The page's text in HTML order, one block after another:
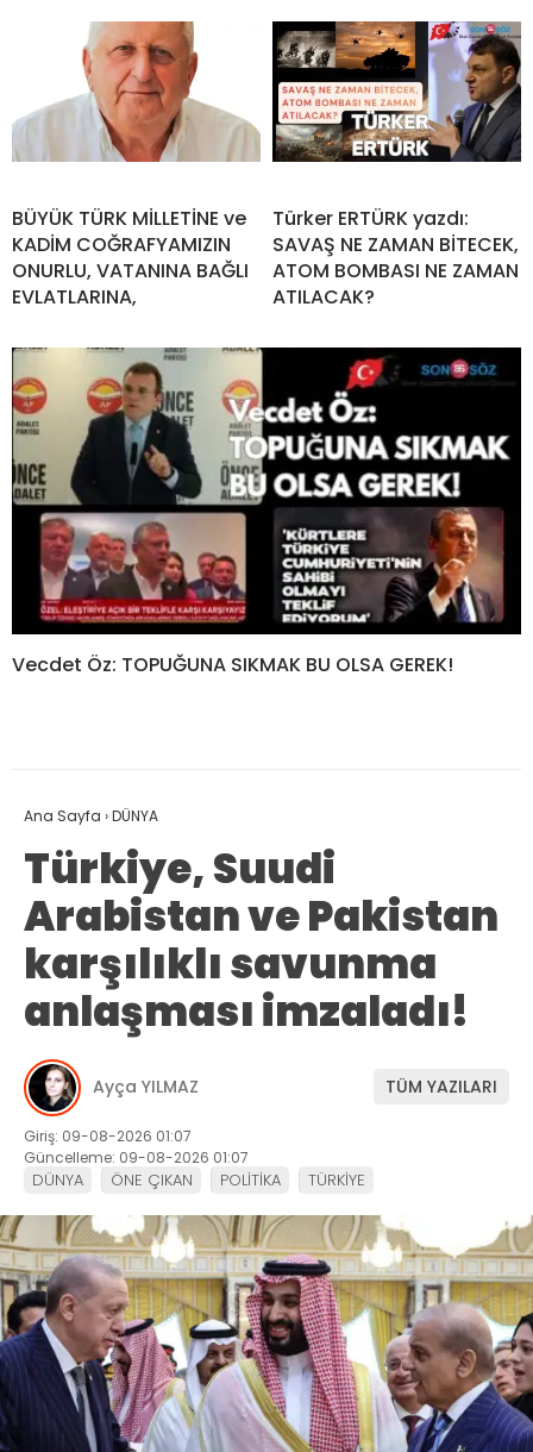
BÜYÜK TÜRK MİLLETİNE ve
KADİM COĞRAFYAMIZIN
ONURLU, VATANINA BAĞLI
EVLATLARINA,
Türker ERTÜRK yazdı:
SAVAŞ NE ZAMAN BİTECEK,
ATOM BOMBASI NE ZAMAN
ATILACAK?
Vecdet Öz: TOPUĞUNA SIKMAK BU OLSA GEREK!
Ana Sayfa ›DÜNYA
Türkiye, Suudi
Arabistan ve Pakistan
karşılıklı savunma
anlaşması imzaladı!
Ayça YILMAZ TÜM YAZILARI
Giriş: 09-08-2026 01:07
Güncelleme: 09-08-2026 01:07
DÜNYA ÖNE ÇIKAN POLİTİKA TÜRKİYE